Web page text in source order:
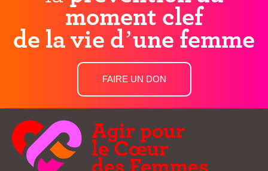
moment clef
de la vie d’une femme
FAIRE UN DON